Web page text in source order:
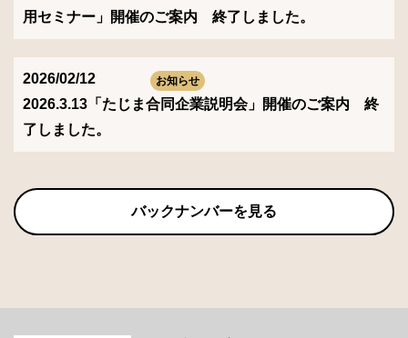
用セミナー」開催のご案内 終了しました。
2026/02/12 お知らせ
2026.3.13「たじま合同企業説明会」開催のご案内 終
了しました。
バックナンバーを見る